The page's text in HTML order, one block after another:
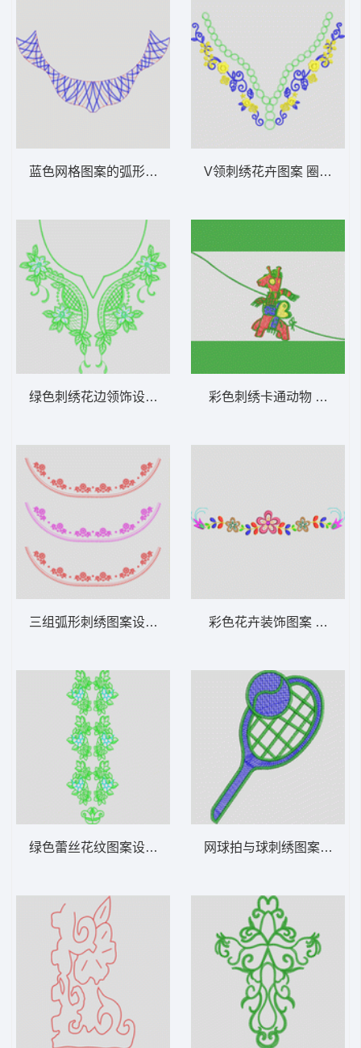
蓝色网格图案的弧形设计 链针领
绿色刺绣花边领饰设计 简单领
三组弧形刺绣图案设计 简单领
绿色蕾丝花纹图案设计 仿水溶花朵
V领刺绣花卉图案 圈圈领
彩色刺绣卡通动物 长颈鹿
彩色花卉装饰图案 童小花
网球拍与球刺绣图案 网球